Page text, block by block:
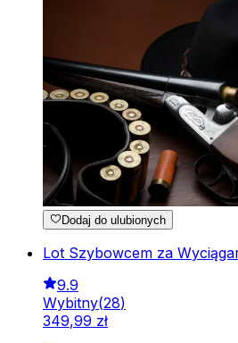
Dodaj do ulubionych
Lot Szybowcem za
9.9
Wybitny(28)
349,99 zł